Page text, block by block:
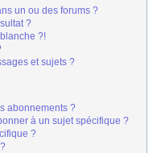
un ou des forums ?
?
?!
et sujets ?
abonnements ?
à un sujet spécifique ?
?